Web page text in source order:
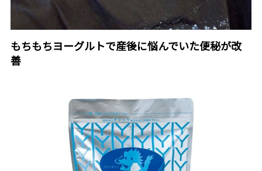
もちもちヨーグルトで産後に悩んでいた便秘が改
善